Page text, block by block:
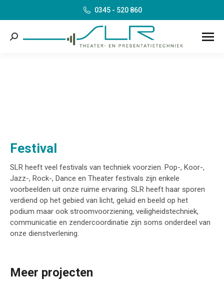
0345 - 520 860
Search:
Festival
SLR heeft veel festivals van techniek voorzien. Pop-, Koor-,
Jazz-, Rock-, Dance en Theater festivals zijn enkele
voorbeelden uit onze ruime ervaring. SLR heeft haar sporen
verdiend op het gebied van licht, geluid en beeld op het
podium maar ook stroomvoorziening, veiligheidstechniek,
communicatie en zendercoordinatie zijn soms onderdeel van
onze dienstverlening.
Meer projecten